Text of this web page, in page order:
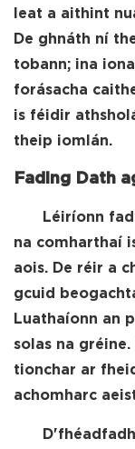
leat a aithint
De ghnáth ní
tobann; ina
forásacha
is féidir
theip iomlán.
Fading Dath
Léiríonn
na comharthaí
aois. De réir a
gcuid
Luathaíonn an
solas na
tionchar ar
achomharc